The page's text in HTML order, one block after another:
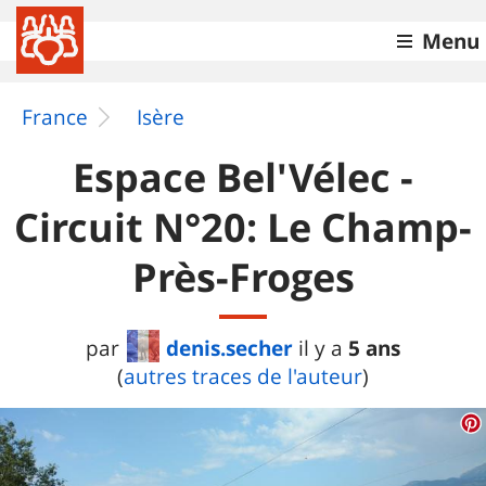
Menu
France Isère
Espace Bel'Vélec -
Circuit N°20: Le Champ-
Près-Froges
par denis.secher il y a 5 ans
(autres traces de l'auteur)